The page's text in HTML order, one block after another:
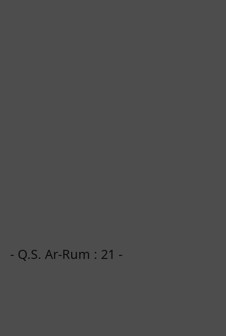
- Q.S. Ar-Rum : 21 -